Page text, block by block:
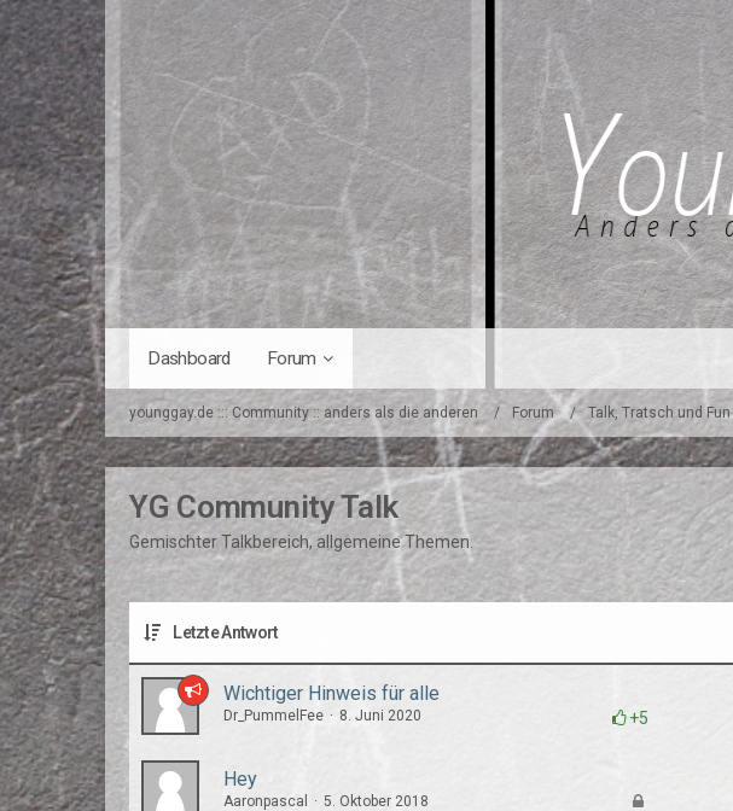
Dashboard Forum
younggay.de ::: Community :: anders als die anderen Forum Talk, Tratsch und Fun
YG Community Talk
Gemischter Talkbereich, allgemeine Themen.
Letzte Antwort
Wichtiger Hinweis für alle
+5
Dr_PummelFee 8. Juni 2020
Hey
Aaronpascal 5. Oktober 2018